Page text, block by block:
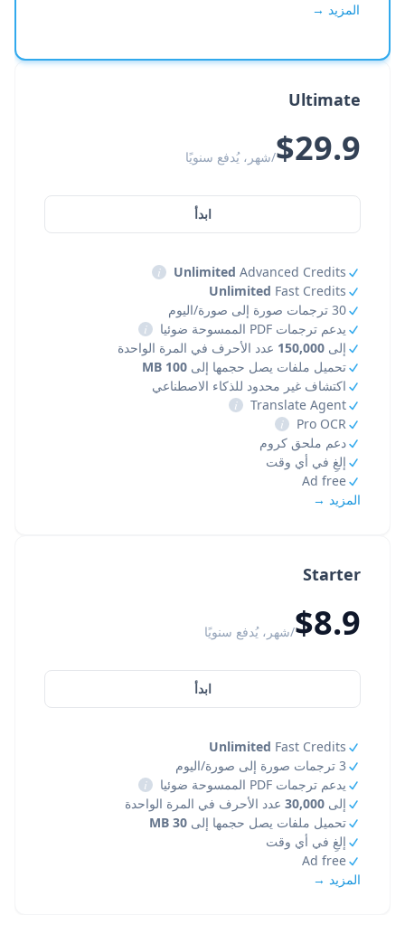
Starter
$8.9/شهر، يُدفع سنويًا
ابدأ
Unlimited Fast Credits
3 ترجمات صورة إلى صورة/اليوم
يدعم ترجمات PDF الممسوحة ضوئيا
i
إلى 30,000 عدد الأحرف في المرة الواحدة
تحميل ملفات يصل حجمها إلى 30 MB
إلغِ في أي وقت
Ad free
المزيد →
المزيد →
Ultimate
$29.9/شهر، يُدفع سنويًا
ابدأ
Unlimited Advanced Credits
i
Unlimited Fast Credits
30 ترجمات صورة إلى صورة/اليوم
يدعم ترجمات PDF الممسوحة ضوئيا
i
إلى 150,000 عدد الأحرف في المرة الواحدة
تحميل ملفات يصل حجمها إلى 100 MB
اكتشاف غير محدود للذكاء الاصطناعي
Translate Agent
i
Pro OCR
i
دعم ملحق كروم
إلغِ في أي وقت
Ad free
المزيد →